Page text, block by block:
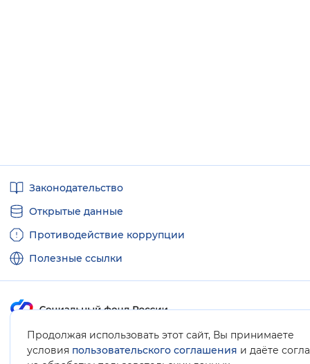
Продолжая использовать этот сайт, Вы принимаете
условия пользовательского соглашения и даёте
ссылкиЗаконодательство
Открытые данные
Противодействие коррупции
Полезные ссылки
Карта сайта